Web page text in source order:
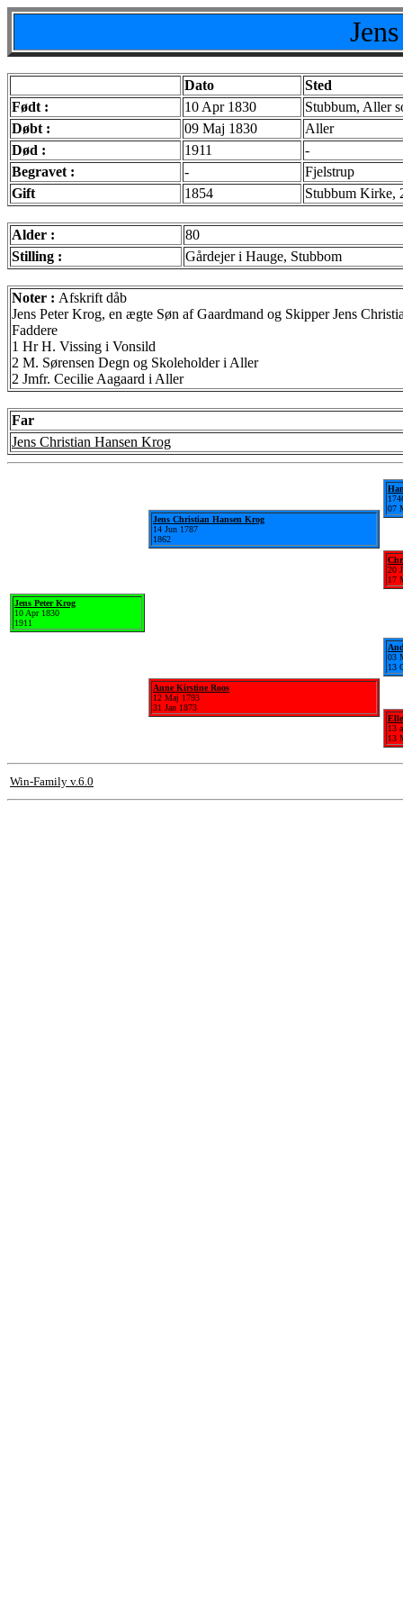
Dato
Sted
Født :
10 Apr 1830
Stubbum, Aller
Døbt :
09 Maj 1830
Aller
Død :
1911
-
Begravet :
-
Fjelstrup
Gift
1854 Stubbum Kirke,
Alder :
80
Stilling :
Gårdejer i Hauge, Stubbom
Noter : Afskrift dåb
Jens Peter Krog, en ægte Søn af Gaardmand og Skipper Jens
Faddere
1 Hr H. Vissing i Vonsild
2 M. Sørensen Degn og Skoleholder i Aller
2 Jmfr. Cecilie Aagaard i Aller
Far
Jens Christian Hansen Krog
Jens Peter Krog
10 Apr 1830
1911
Jens Christian Hansen Krog
14 Jun 1787
1862
Anne Kirstine Roos
12 Maj 1793
31 Jan 1873
07
20
17
03
13
13
13
Win-Family v.6.0